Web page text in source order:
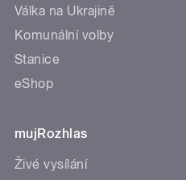
Válka na Ukrajině
Komunální volby
Stanice
eShop
mujRozhlas
Živé vysílání